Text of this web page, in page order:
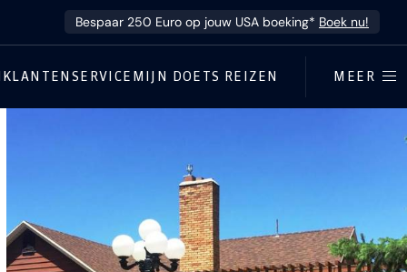
Bespaar 250 Euro op jouw USA boeking* Boek nu!
KLANTENSERVICE MIJN DOETS REIZEN MEER